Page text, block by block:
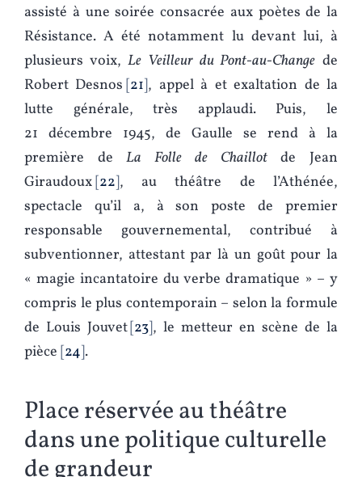
assisté à une soirée consacrée aux poètes de la
Résistance. A été notamment lu devant lui, à
plusieurs voix,Le Veilleur du Pont-au-Change de
Robert Desnos 21 , appel à et exaltation de la
lutte générale, très applaudi. Puis, le
21 décembre 1945, de Gaulle se rend à la
première deLa Folle de Chaillotde Jean
Giraudoux 22 , au théâtre de l’Athénée,
spectacle qu’il a, à son poste de premier
responsable gouvernemental, contribué à
subventionner, attestant par là un goût pour la
« magie incantatoire du verbe dramatique » – y
compris le plus contemporain – selon la formule
de Louis Jouvet 23 , le metteur en scène de la
pièce 24 .
Place réservée au théâtre
dans une politique culturelle
de grandeur